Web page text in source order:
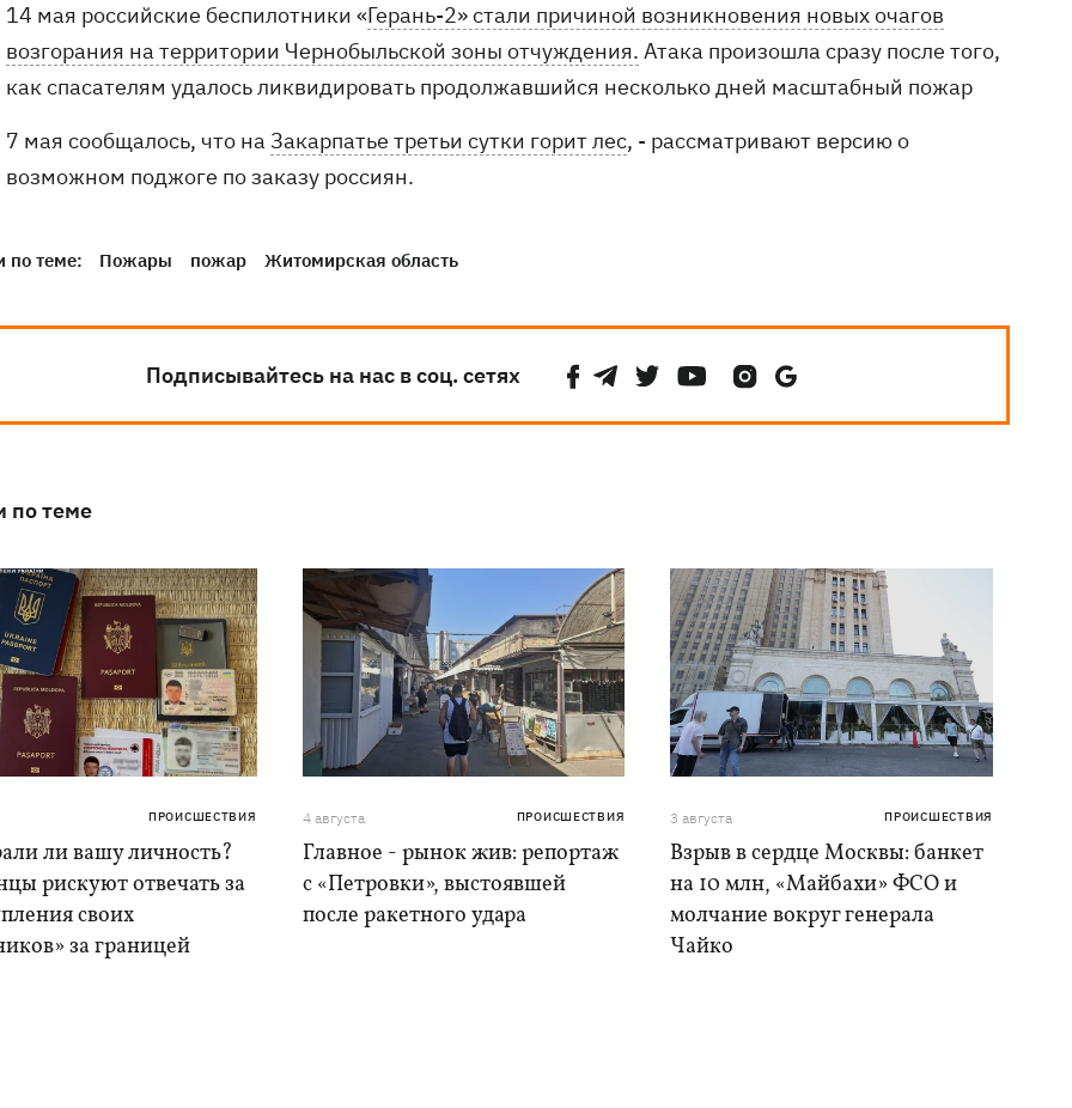
14 мая российские беспилотники «Герань-2» стали причиной возникновения новых очагов
возгорания на территории Чернобыльской зоны отчуждения. Атака произошла сразу после того,
как спасателям удалось ликвидировать продолжавшийся несколько дней масштабный пожар
7 мая сообщалось, что на Закарпатье третьи сутки горит лес, - рассматривают версию о
возможном поджоге по заказу россиян.
по теме: Пожары пожар Житомирская область
Подписывайтесь на нас в соц. сетях
по теме
ПРОИСШЕСТВИЯ
ли вашу личность?
рискуют отвечать за
своих
за границей
4 августа ПРОИСШЕСТВИЯ
Главное - рынок жив: репортаж
с «Петровки», выстоявшей
после ракетного удара
3 августа ПРОИСШЕСТВИЯ
Взрыв в сердце Москвы: банкет
на 10 млн, «Майбахи» ФСО и
молчание вокруг генерала
Чайко